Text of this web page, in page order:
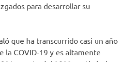
para desarrollar su
que ha transcurrido casi un año
la COVID-19 y es altamente